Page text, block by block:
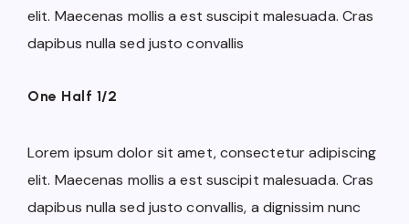
elit. Maecenas mollis a est suscipit malesuada. Cras
dapibus nulla sed justo convallis
One Half 1/2
Lorem ipsum dolor sit amet, consectetur adipiscing
elit. Maecenas mollis a est suscipit malesuada. Cras
dapibus nulla sed justo convallis, a dignissim nunc